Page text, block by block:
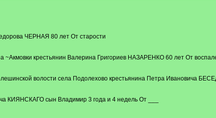
ЧЕРНАЯ 80 лет От старости
~Акмовки крестьянин Валерина Григориев НАЗАРЕНКО 60 лет От
волости села Подолехово крестьянина Петра Ивановича
КИЯНСКАГО сын Владимир 3 года и 4 недель От ___